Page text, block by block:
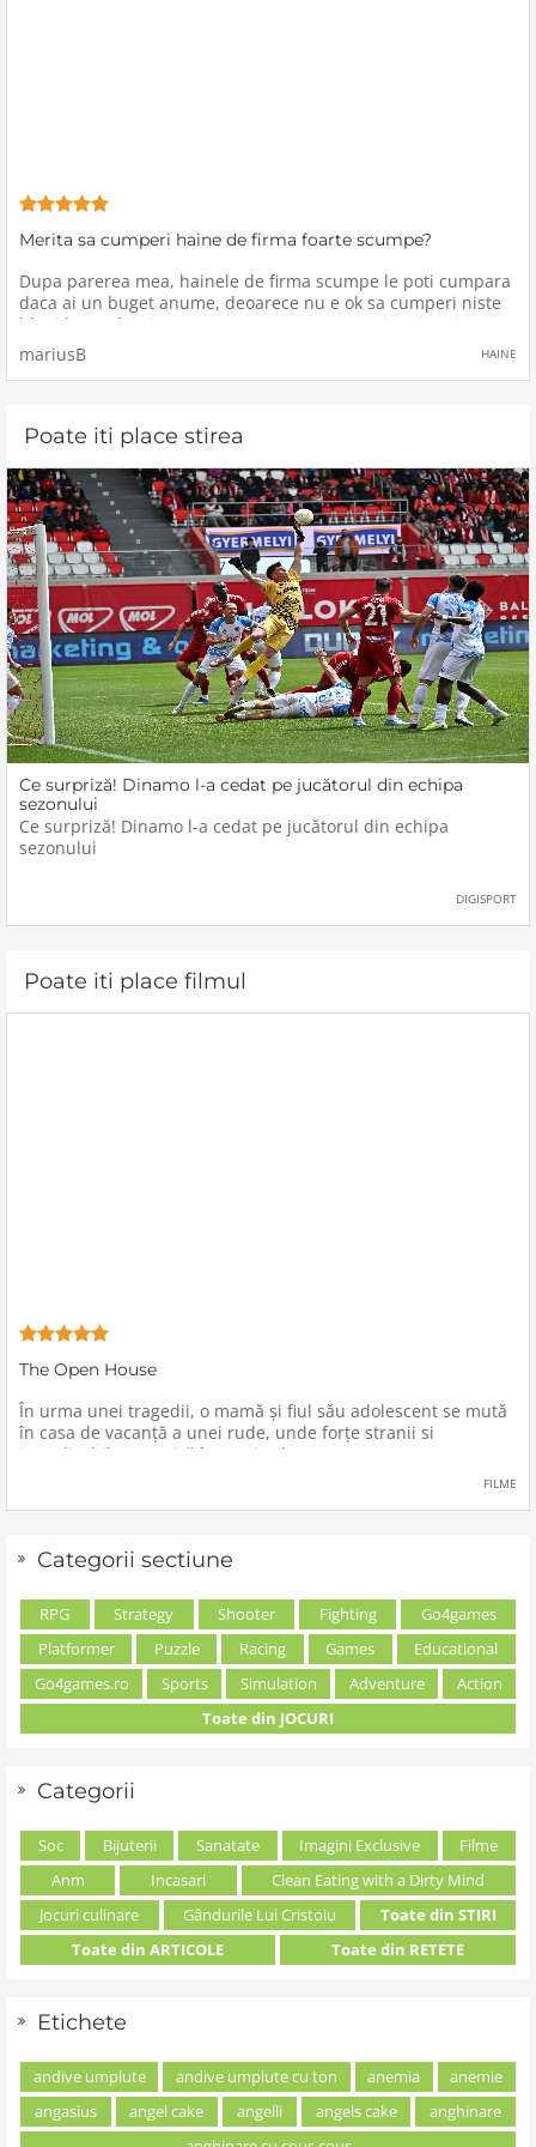
Merita sa cumperi haine de firma foarte scumpe?
Dupa parerea mea, hainele de firma scumpe le poti cumpara
daca ai un buget anume, deoarece nu e ok sa cumperi niste
blugi la 300 lei si pentru o saptamana sa nu-ti mai poti
permite nici sa-ti cumperi de mancare.Este adevarat, hainele,
mai ales cele
mariusB HAINE
Poate iti place stirea
Ce surpriză! Dinamo l-a cedat pe jucătorul din echipa
sezonului
Ce surpriză! Dinamo l-a cedat pe jucătorul din echipa
sezonului
DIGISPORT
Poate iti place filmul
The Open House
În urma unei tragedii, o mamă şi fiul său adolescent se mută
în casa de vacanţă a unei rude, unde forţe stranii si
inexplicabile conspiră împotriva lor.
FILME
Categorii sectiune
RPG Strategy Shooter Fighting
Go4games
Platformer
Puzzle Racing Games
Educational
Go4games.ro
Sports Simulation Adventure
Action
Toate din JOCURI
Categorii
Soc Bijuterii Sanatate Imagini Exclusive
Filme
Anm
Incasari
Clean Eating with a Dirty Mind
Jocuri culinare
Gândurile Lui Cristoiu
Toate din STIRI
Toate din ARTICOLE
Toate din RETETE
Etichete
andive umplute andive umplute cu ton anemia
anemie
angasius
angel cake angelli angels cake
anghinare